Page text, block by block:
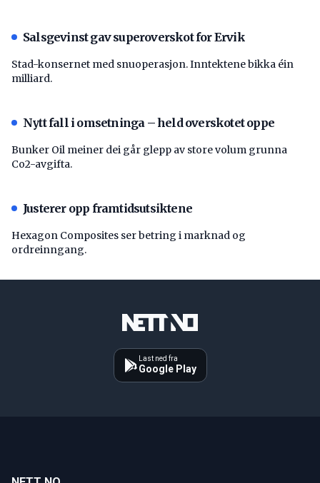
Salsgevinst gav superoverskot for Ervik
Stad-konsernet med snuoperasjon. Inntektene bikka éin
milliard.
Nytt fall i omsetninga – held overskotet oppe
Bunker Oil meiner dei går glepp av store volum grunna
Co2-avgifta.
Justerer opp framtidsutsiktene
Hexagon Composites ser betring i marknad og
ordreinngang.
Last ned fra
Google Play